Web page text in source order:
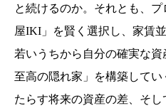
と続けるのか。それとも、
屋IKI」を賢く選択し、家賃
若いうちから自分の確実な
至高の隠れ家」を構築して
たらす将来の資産の差、そ